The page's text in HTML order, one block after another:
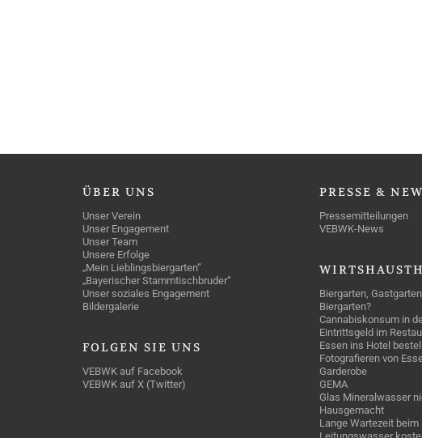
ÜBER UNS
Unser Verein
Unser Engagement
Unser Team
Unsere Erfolge
„Mein Lieblingsbiergarten“
„Bayerischer Stammtischbruder“
Unser soziales Engagement
Bildergalerie
FOLGEN SIE UNS
VEBWK auf Facebook
VEBWK auf X (Twitter)
PRESSE &
Pressemitteilungen
VEBWK-News
Biergarten,
Biergarten?
Cannabiskonsum in
Eintrittsgeld im
Essen ins Hotel
Fotografieren von
Garderobe
GEMA
Glas Mineralwasser
Hausgemacht
Lange Wartezeit beim